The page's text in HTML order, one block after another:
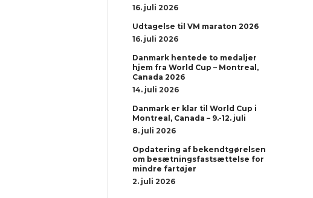
16. juli 2026
Udtagelse til VM maraton 2026
16. juli 2026
Danmark hentede to medaljer
hjem fra World Cup – Montreal,
Canada 2026
14. juli 2026
Danmark er klar til World Cup i
Montreal, Canada – 9.-12. juli
8. juli 2026
Opdatering af bekendtgørelsen
om besætningsfastsættelse for
mindre fartøjer
2. juli 2026